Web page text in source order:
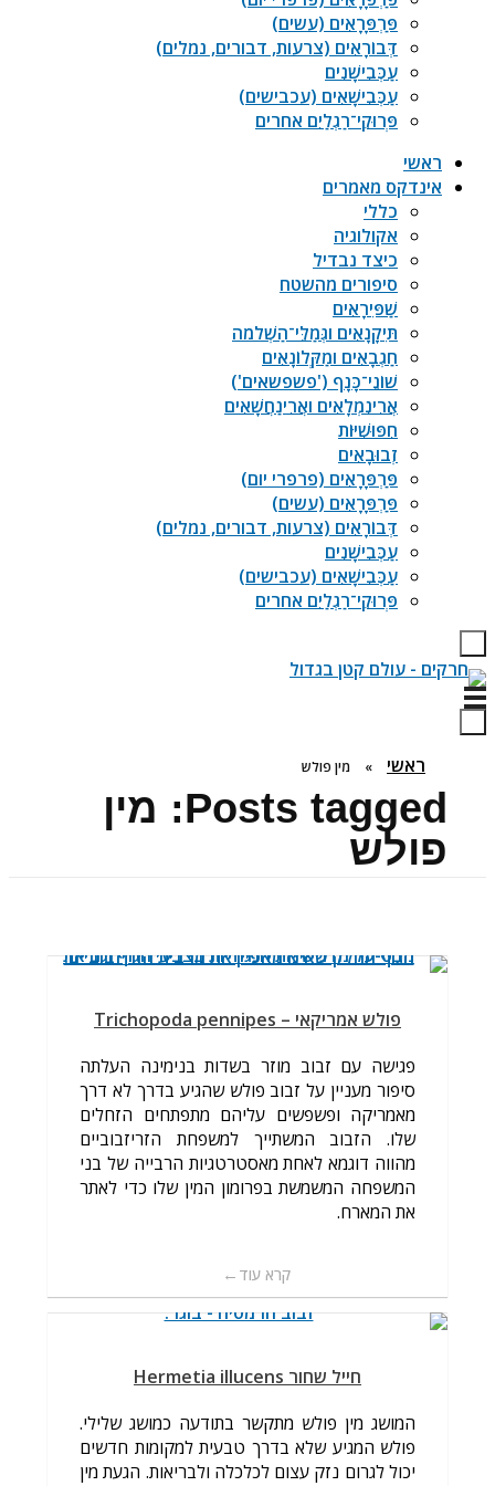
פַּרְפָּרָאִים (עשים)
דְּבוֹרָאִים (צרעות, דבורים, נמלים)
עַכְּבִישָׁנִים
עַכְּבִישָׁאִים (עכבישים)
פְּרוּקֵי־רַגְלַיִם אחרים
ראשי
אינדקס מאמרים
כללי
אקולוגיה
כיצד נבדיל
סיפורים מהשטח
שַׁפִּירָאִים
תִּיקָנָאִים וגְּמַלֵּי־הַשְׁלֹמֹה
חַגְבָאִים ומַקְּלוֹנָאִים
שׁוֹנֵי־כָּנָף ('פשפשאים')
אֲרִינִמְלָאִים ואֲרִינַחֲשָׁאִים
חִפּוּשִׁיּוֹת
זְבוּבָאִים
פַּרְפָּרָאִים (פרפרי יום)
פַּרְפָּרָאִים (עשים)
דְּבוֹרָאִים (צרעות, דבורים, נמלים)
עַכְּבִישָׁנִים
עַכְּבִישָׁאִים (עכבישים)
פְּרוּקֵי־רַגְלַיִם אחרים
ח
רקים - עולם קטן בגדול
חרקים, עכבישים ופרוקי רגליים בישראל. מאות מאמרים בנושאי טבע, אקולוגיה, ביולוגיה ויחסי אדם-חרקים. הפעלות ומשחקים לילדים,
ראשי » מין פולש
Posts tagged: מין
פולש
פולש אמריקאי – Trichopoda pennipes
פגישה עם זבוב מוזר בשדות בנימינה העלתה
סיפור מעניין על זבוב פולש שהגיע בדרך לא דרך
מאמריקה ופשפשים עליהם מתפתחים הזחלים
שלו. הזבוב המשתייך למשפחת הזריזבוביים
מהווה דוגמא לאחת מאסטרטגיות הרבייה של בני
המשפחה המשמשת בפרומון המין שלו כדי לאתר
את המארח.
קרא עוד
חייל שחור Hermetia illucens
המושג מין פולש מתקשר בתודעה כמושג שלילי.
פולש המגיע שלא בדרך טבעית למקומות חדשים
יכול לגרום נזק עצום לכלכלה ולבריאות. הגעת מין